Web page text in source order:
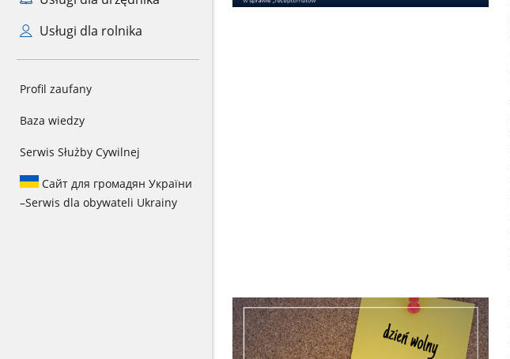
Usługi dla rolnika
Profil zaufany
Baza wiedzy
Serwis Służby Cywilnej
Сайт для громадян України
–Serwis dla obywateli Ukrainy